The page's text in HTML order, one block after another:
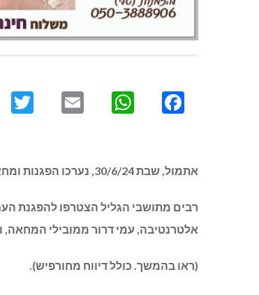
Facebook
WhatsApp
Email
אתמול, שבת 30/6/24, נערכו הפגנות ומחאות בכל רחבי ישראל.
רבים מתושבי הגליל הצטרפו להפגנת
אלטרנטיבה, עמי דרור ממובילי המחאה,
(ראו בהמשך. כולל דיווח מחורפיש).